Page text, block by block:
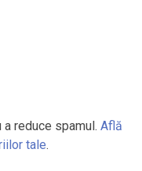
reduce spamul. Află
tale.